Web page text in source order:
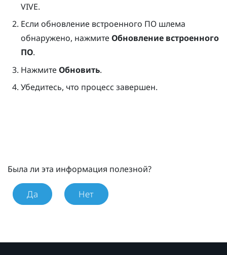
VIVE.
Если обновление встроенного ПО шлема
обнаружено, нажмите Обновление встроенного
ПО.
Нажмите Обновить.
Убедитесь, что процесс завершен.
Была ли эта информация полезной?
Да Нет